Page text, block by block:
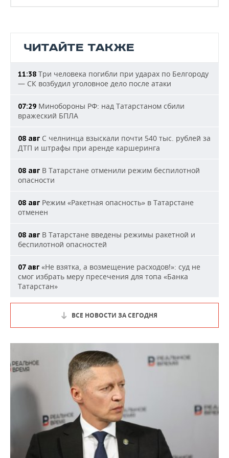
ЧИТАЙТЕ ТАКЖЕ
11:38 Три человека погибли при ударах по Белгороду
— СК возбудил уголовное дело после атаки
07:29 Минобороны РФ: над Татарстаном сбили
вражеский БПЛА
08 авг С челнинца взыскали почти 540 тыс. рублей за
ДТП и штрафы при аренде каршеринга
08 авг В Татарстане отменили режим беспилотной
опасности
08 авг Режим «Ракетная опасность» в Татарстане
отменен
08 авг В Татарстане введены режимы ракетной и
беспилотной опасностей
07 авг «Не взятка, а возмещение расходов!»: суд не
смог избрать меру пресечения для топа «Банка
Татарстан»
ВСЕ НОВОСТИ ЗА СЕГОДНЯ